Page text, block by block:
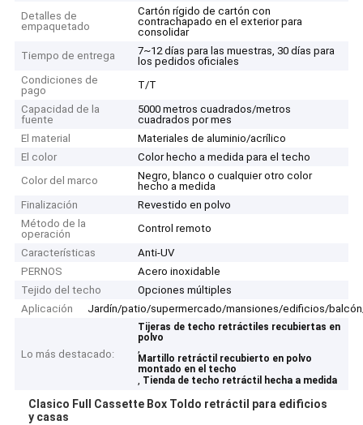
Detalles de
empaquetado
Cartón rígido de cartón con
contrachapado en el exterior para
consolidar
Tiempo de entrega
7~12 días para las muestras, 30 días para
los pedidos oficiales
Condiciones de
pago
T/T
Capacidad de la
fuente
5000 metros cuadrados/metros
cuadrados por mes
El material
Materiales de aluminio/acrílico
El color
Color hecho a medida para el techo
Color del marco
Negro, blanco o cualquier otro color
hecho a medida
Finalización
Revestido en polvo
Método de la
operación
Control remoto
Características
Anti-UV
PERNOS
Acero inoxidable
Tejido del techo
Opciones múltiples
Aplicación
Jardín/patio/supermercado/mansiones/edificios/
Lo más destacado:
Tijeras de techo retráctiles recubiertas en
polvo
,
Martillo retráctil recubierto en polvo
montado en el techo
, Tienda de techo retráctil hecha a medida
Clasico Full Cassette Box Toldo retráctil para edificios
y casas